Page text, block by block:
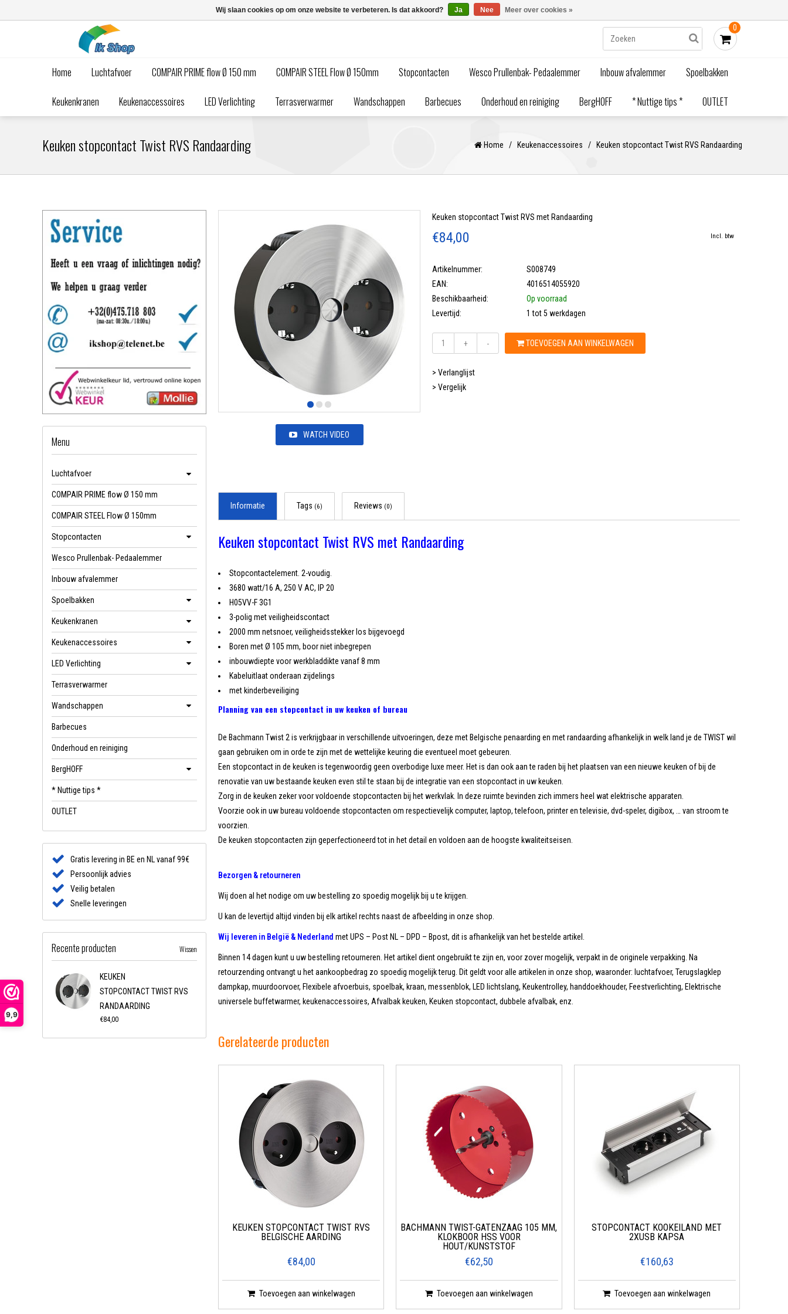
9,9
0
Home Luchtafvoer COMPAIR PRIME flow Ø 150 mm COMPAIR STEEL Flow Ø 150mm Stopcontacten Wesco Prullenbak- Pedaalemmer Inbouw afvalemmer Spoelbakken
Keukenkranen Keukenaccessoires LED Verlichting Terrasverwarmer Wandschappen Barbecues Onderhoud en reiniging BergHOFF * Nuttige tips * OUTLET
Keuken stopcontact Twist RVS Randaarding Home / Keukenaccessoires / Keuken stopcontact Twist RVS Randaarding
WATCH VIDEO
Keuken stopcontact Twist RVS met Randaarding
€84,00 Incl. btw
Artikelnummer:
S008749
EAN:
4016514055920
Beschikbaarheid:
Op voorraad
Levertijd:
1 tot 5 werkdagen
+ - TOEVOEGEN AAN WINKELWAGEN
> Verlanglijst
> Vergelijk
Informatie Tags (6) Reviews (0)
Keuken stopcontact Twist RVS met Randaarding
Stopcontactelement. 2-voudig.
3680 watt/16 A, 250 V AC, IP 20
H05VV-F 3G1
3-polig met veiligheidscontact
2000 mm netsnoer, veiligheidsstekker los bijgevoegd
Boren met Ø 105 mm, boor niet inbegrepen
inbouwdiepte voor werkbladdikte vanaf 8 mm
Kabeluitlaat onderaan zijdelings
met kinderbeveiliging
Planning van een stopcontact in uw keuken of bureau
De Bachmann Twist 2 is verkrijgbaar in verschillende uitvoeringen, deze met Belgische penaarding en met randaarding afhankelijk in welk land je de TWIST wil
gaan gebruiken om in orde te zijn met de wettelijke keuring die eventueel moet gebeuren.
Een stopcontact in de keuken is tegenwoordig geen overbodige luxe meer. Het is dan ook aan te raden bij het plaatsen van een nieuwe keuken of bij de
renovatie van uw bestaande keuken even stil te staan bij de integratie van een stopcontact in uw keuken.
Zorg in de keuken zeker voor voldoende stopcontacten bij het werkvlak. In deze ruimte bevinden zich immers heel wat elektrische apparaten.
Voorzie ook in uw bureau voldoende stopcontacten om respectievelijk computer, laptop, telefoon, printer en televisie, dvd-speler, digibox, … van stroom te
voorzien.
De keuken stopcontacten zijn geperfectioneerd tot in het detail en voldoen aan de hoogste kwaliteitseisen.
Bezorgen & retourneren
Wij doen al het nodige om uw bestelling zo spoedig mogelijk bij u te krijgen.
U kan de levertijd altijd vinden bij elk artikel rechts naast de afbeelding in onze shop.
Wij leveren in België & Nederland met UPS – Post NL – DPD – Bpost, dit is afhankelijk van het bestelde artikel.
Binnen 14 dagen kunt u uw bestelling retourneren. Het artikel dient ongebruikt te zijn en, voor zover mogelijk, verpakt in de originele verpakking. Na
retourzending ontvangt u het aankoopbedrag zo spoedig mogelijk terug. Dit geldt voor alle artikelen in onze shop, waaronder: luchtafvoer, Terugslagklep
dampkap, muurdoorvoer, Flexibele afvoerbuis, spoelbak, kraan, messenblok, LED lichtslang, Keukentrolley, handdoekhouder, Feestverlichting, Elektrische
universele buffetwarmer, keukenaccessoires, Afvalbak keuken, Keuken stopcontact, dubbele afvalbak, enz.
Gerelateerde producten
KEUKEN STOPCONTACT TWIST RVS
BELGISCHE AARDING
€84,00
Toevoegen aan winkelwagen
BACHMANN TWIST-GATENZAAG 105 MM,
KLOKBOOR HSS VOOR
HOUT/KUNSTSTOF
€62,50
Toevoegen aan winkelwagen
STOPCONTACT KOOKEILAND MET
2XUSB KAPSA
€160,63
Toevoegen aan winkelwagen
Menu
Luchtafvoer
COMPAIR PRIME flow Ø 150 mm
COMPAIR STEEL Flow Ø 150mm
Stopcontacten
Wesco Prullenbak- Pedaalemmer
Inbouw afvalemmer
Spoelbakken
Keukenkranen
Keukenaccessoires
LED Verlichting
Terrasverwarmer
Wandschappen
Barbecues
Onderhoud en reiniging
BergHOFF
* Nuttige tips *
OUTLET
Gratis levering in BE en NL vanaf 99€
Persoonlijk advies
Veilig betalen
Snelle leveringen
Recente producten Wissen
KEUKEN
STOPCONTACT TWIST RVS
RANDAARDING
€84,00
Wij slaan cookies op om onze website te verbeteren. Is dat akkoord? Ja Nee Meer over cookies »